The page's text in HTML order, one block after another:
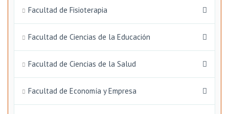
Facultad de Fisioterapia
Facultad de Ciencias de la Educación
Facultad de Ciencias de la Salud
Facultad de Economía y Empresa